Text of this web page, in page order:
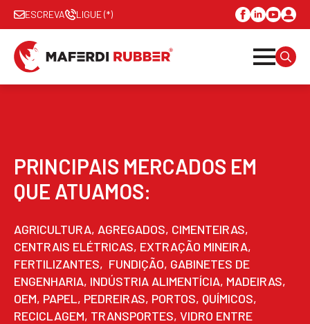
ESCREVA LIGUE (*)
PRINCIPAIS MERCADOS EM
QUE ATUAMOS:
AGRICULTURA, AGREGADOS, CIMENTEIRAS,
CENTRAIS ELÉTRICAS, EXTRAÇÃO MINEIRA,
FERTILIZANTES, FUNDIÇÃO, GABINETES DE
ENGENHARIA, INDÚSTRIA ALIMENTÍCIA, MADEIRAS,
OEM, PAPEL, PEDREIRAS, PORTOS, QUÍMICOS,
RECICLAGEM, TRANSPORTES, VIDRO ENTRE